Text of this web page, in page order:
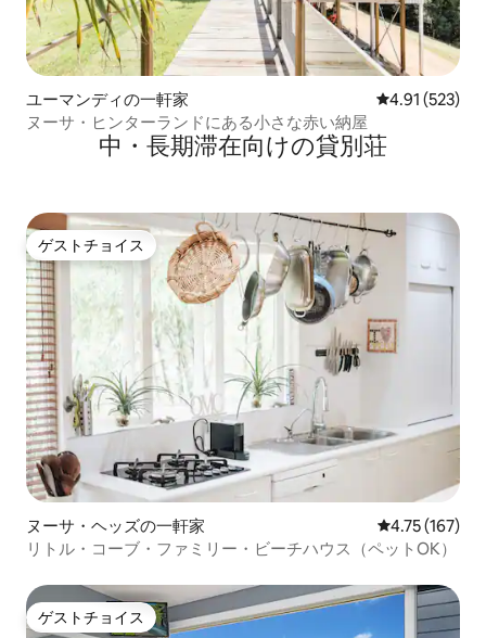
ユーマンディの一軒家 レビュー523
4.91 (523)
ヌーサ・ヒンターランドにある小さな赤い納屋
中・長期滞在向けの貸別荘
ゲストチョイス
ゲストチョイス
ヌーサ・ヘッズの一軒家 レビュー167
4.75 (167)
リトル・コーブ・ファミリー・ビーチハウス（ペットOK）
ゲストチョイス
ゲストチョイス